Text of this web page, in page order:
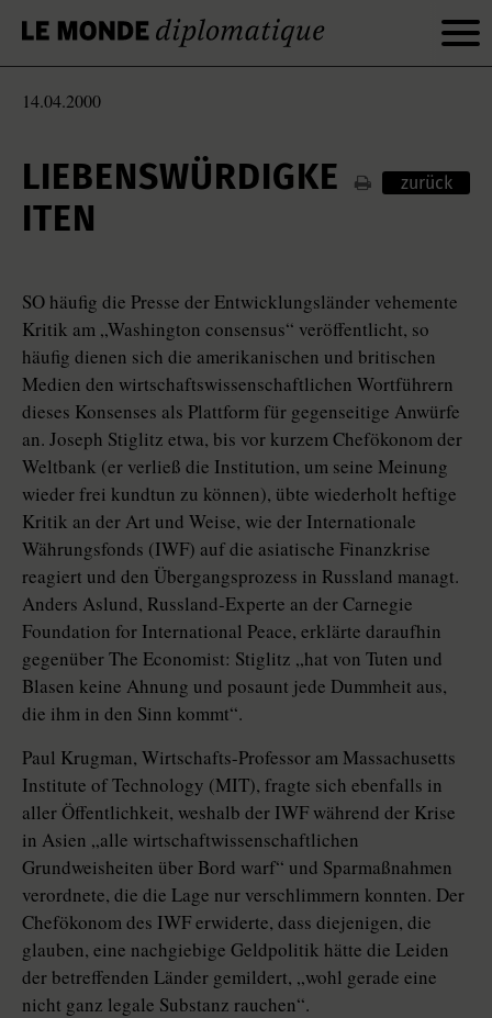
14.04.2000
LIEBENSWÜRDIGKE
ITEN
zurück
SO häufig die Presse der Entwicklungsländer vehemente
Kritik am „Washington consensus“ veröffentlicht, so
häufig dienen sich die amerikanischen und britischen
Medien den wirtschaftswissenschaftlichen Wortführern
dieses Konsenses als Plattform für gegenseitige Anwürfe
an. Joseph Stiglitz etwa, bis vor kurzem Chefökonom der
Weltbank (er verließ die Institution, um seine Meinung
wieder frei kundtun zu können), übte wiederholt heftige
Kritik an der Art und Weise, wie der Internationale
Währungsfonds (IWF) auf die asiatische Finanzkrise
reagiert und den Übergangsprozess in Russland managt.
Anders Aslund, Russland-Experte an der Carnegie
Foundation for International Peace, erklärte daraufhin
gegenüber The Economist: Stiglitz „hat von Tuten und
Blasen keine Ahnung und posaunt jede Dummheit aus,
die ihm in den Sinn kommt“.
Paul Krugman, Wirtschafts-Professor am Massachusetts
Institute of Technology (MIT), fragte sich ebenfalls in
aller Öffentlichkeit, weshalb der IWF während der Krise
in Asien „alle wirtschaftwissenschaftlichen
Grundweisheiten über Bord warf“ und Sparmaßnahmen
verordnete, die die Lage nur verschlimmern konnten. Der
Chefökonom des IWF erwiderte, dass diejenigen, die
glauben, eine nachgiebige Geldpolitik hätte die Leiden
der betreffenden Länder gemildert, „wohl gerade eine
nicht ganz legale Substanz rauchen“.